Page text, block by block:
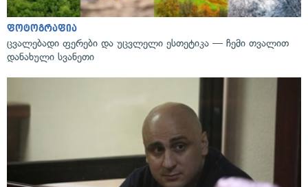
ფოტოგრაფია
ცვალებადი ფერები და უცვლელი ესთეტიკა — ჩემი თვალით
დანახული სვანეთი